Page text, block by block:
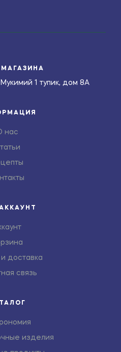
1 тупик, дом 8А
нас
доставка
связь
изделия